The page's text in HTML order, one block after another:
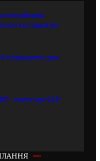
складання
підходить для
системи SAP